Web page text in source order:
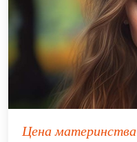
Цена материнства